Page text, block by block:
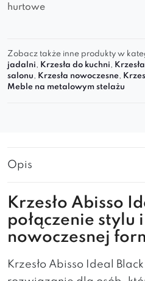
hurtowe
Zobacz także inne produkty w
jadalni, Krzesła do kuchni,
salonu, Krzesła nowoczesne,
Meble na metalowym stelażu
Opis
Krzesło Abisso
połączenie stylu
nowoczesnej
Krzesło Abisso Ideal